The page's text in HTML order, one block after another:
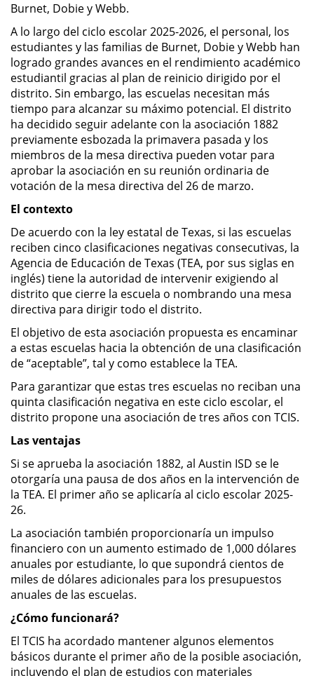
Burnet, Dobie y Webb.
A lo largo del ciclo escolar 2025-2026, el personal, los
estudiantes y las familias de Burnet, Dobie y Webb han
logrado grandes avances en el rendimiento académico
estudiantil gracias al plan de reinicio dirigido por el
distrito. Sin embargo, las escuelas necesitan más
tiempo para alcanzar su máximo potencial. El distrito
ha decidido seguir adelante con la asociación 1882
previamente esbozada la primavera pasada y los
miembros de la mesa directiva pueden votar para
aprobar la asociación en su reunión ordinaria de
votación de la mesa directiva del 26 de marzo.
El contexto
De acuerdo con la ley estatal de Texas, si las escuelas
reciben cinco clasificaciones negativas consecutivas, la
Agencia de Educación de Texas (TEA, por sus siglas en
inglés) tiene la autoridad de intervenir exigiendo al
distrito que cierre la escuela o nombrando una mesa
directiva para dirigir todo el distrito.
El objetivo de esta asociación propuesta es encaminar
a estas escuelas hacia la obtención de una clasificación
de “aceptable”, tal y como establece la TEA.
Para garantizar que estas tres escuelas no reciban una
quinta clasificación negativa en este ciclo escolar, el
distrito propone una asociación de tres años con TCIS.
Las ventajas
Si se aprueba la asociación 1882, al Austin ISD se le
otorgaría una pausa de dos años en la intervención de
la TEA. El primer año se aplicaría al ciclo escolar 2025-
26.
La asociación también proporcionaría un impulso
financiero con un aumento estimado de 1,000 dólares
anuales por estudiante, lo que supondrá cientos de
miles de dólares adicionales para los presupuestos
anuales de las escuelas.
¿Cómo funcionará?
El TCIS ha acordado mantener algunos elementos
básicos durante el primer año de la posible asociación,
incluyendo el plan de estudios con materiales